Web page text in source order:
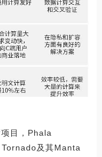
目，Phala
及其Manta